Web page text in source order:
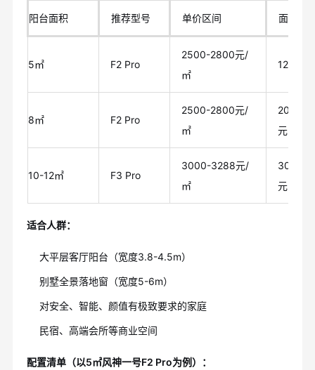
阳台面积 推荐型号 单价区间 面积费
5㎡ F2 Pro
2500-2800元/
㎡
12500-
8㎡ F2 Pro
2500-2800元/
㎡
元
10-12㎡ F3 Pro
3000-3288元/
㎡
元
适合人群：
大平层客厅阳台（宽度3.8-4.5m）
别墅全景落地窗（宽度5-6m）
对安全、智能、颜值有极致要求的家庭
民宿、高端会所等商业空间
配置清单（以5㎡风神一号F2 Pro为例）：